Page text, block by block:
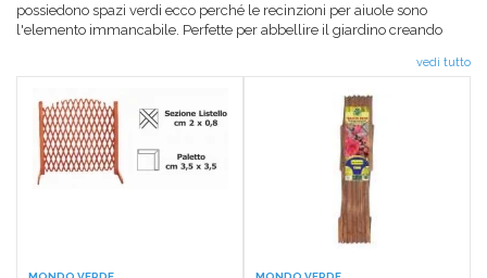
possiedono spazi verdi ecco perché le recinzioni per aiuole sono
l'elemento immancabile. Perfette per abbellire il giardino creando
spesso gli spazi verdi da quelli in cemento. Scegliere di inserire un
esternoche sia resistente alle intemperie e durevole nel tempo ecco
perché Giordano Jolly mette a tua disposizione un'importante
selezione di staccionate per aiuole di qualità. La struttura ben salda e
autoportante permette alla staccionata di essere utilizzata in base alle
esigenze. Facili e semplici da utilizzare, le recinzioni di GiordanoJolly
sono perfette anche per creare delle piccole e momentanee pareti
divisorie o come appiglio per le piante rampicanti. Scegli la recinzione
perfetta dai professionisti della ferrmenta, affidati a chi mette da anni a
vedi tutto